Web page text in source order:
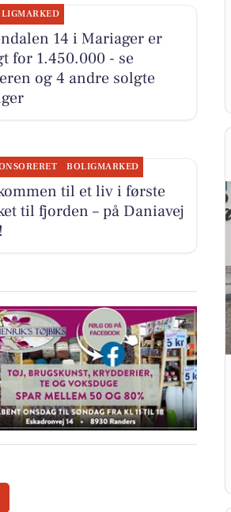
14 i Mariager er
for 1.450.000 - se
og 4 andre solgte
BOLIGMARKED
til et liv i første
til fjorden – på Daniavej